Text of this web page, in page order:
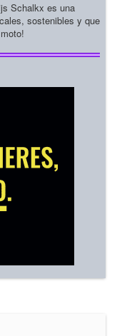
Schalkx es una
sostenibles y que